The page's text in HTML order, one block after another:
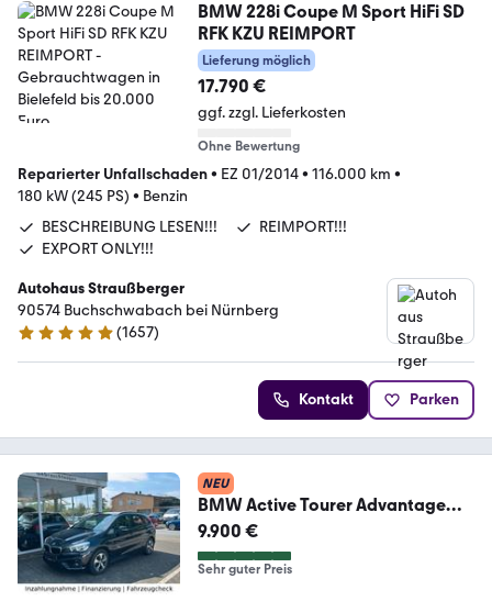
BMW 228i Coupe M Sport HiFi SD
RFK KZU REIMPORT
Lieferung möglich
17.790 €
ggf. zzgl. Lieferkosten
Ohne Bewertung
Reparierter Unfallschaden• EZ 01/2014• 116.000 km •
180 kW (245 PS) • Benzin
BESCHREIBUNG LESEN!!!
REIMPORT!!!
EXPORT ONLY!!!
Autohaus Straußberger
90574 Buchschwabach bei Nürnberg
4.9 Sterne
(1657)
Kontakt Parken
NEU
BMW Active Tourer Advantage
NAVI KLIMA PDC 6 GANG
9.900 €
Sehr guter Preis